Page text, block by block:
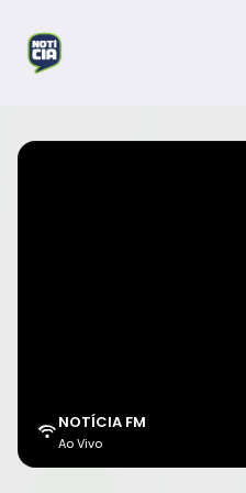
NOTÍCIA FM
Ao Vivo